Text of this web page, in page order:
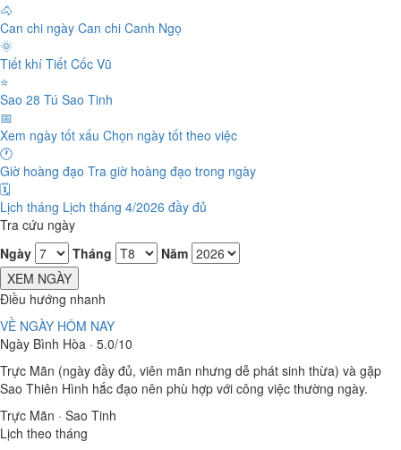
🐴
Can chi ngày Can chi Canh Ngọ
🌞
Tiết khí Tiết Cốc Vũ
⭐
Sao 28 Tú Sao Tinh
📅
Xem ngày tốt xấu Chọn ngày tốt theo việc
🕐
Giờ hoàng đạo Tra giờ hoàng đạo trong ngày
🗓️
Lịch tháng Lịch tháng 4/2026 đầy đủ
Tra cứu ngày
Ngày
Tháng
Năm
XEM NGÀY
Điều hướng nhanh
VỀ NGÀY HÔM NAY
Ngày Bình Hòa · 5.0/10
Trực Mãn (ngày đầy đủ, viên mãn nhưng dễ phát sinh thừa) và gặp
Sao Thiên Hình hắc đạo nên phù hợp với công việc thường ngày.
Trực Mãn · Sao Tinh
Lịch theo tháng